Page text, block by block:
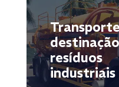
resíduos
industriais